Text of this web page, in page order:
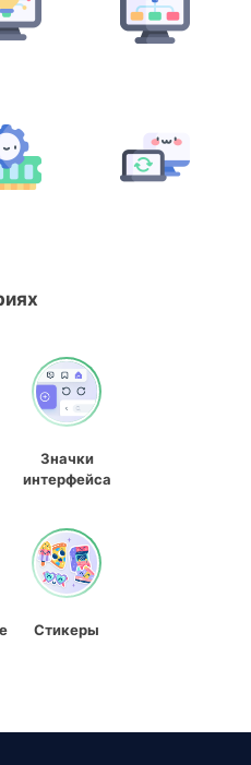
Значки
интерфейса
Стикеры